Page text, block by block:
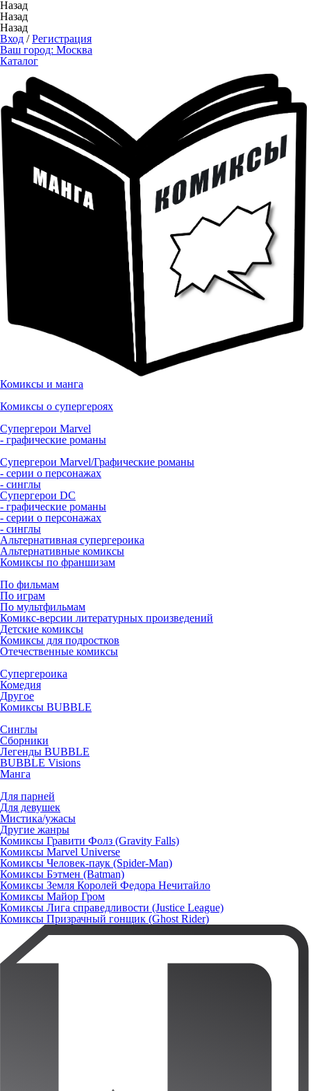
Назад
Назад
Назад
Вход /Регистрация
Ваш город: Москва
Каталог
Комиксы и манга
Комиксы о супергероях
Супергерои Marvel
- графические романы
Супергерои Marvel/Графические романы
- серии о персонажах
- синглы
Супергерои DC
- графические романы
- серии о персонажах
- синглы
Альтернативная супергероика
Альтернативные комиксы
Комиксы по франшизам
По фильмам
По играм
По мультфильмам
Комикс-версии литературных произведений
Детские комиксы
Комиксы для подростков
Отечественные комиксы
Супергероика
Комедия
Другое
Комиксы BUBBLE
Синглы
Сборники
Легенды BUBBLE
BUBBLE Visions
Манга
Для парней
Для девушек
Мистика/ужасы
Другие жанры
Комиксы Гравити Фолз (Gravity Falls)
Комиксы Marvel Universe
Комиксы Человек-паук (Spider-Man)
Комиксы Бэтмен (Batman)
Комиксы Земля Королей Федора Нечитайло
Комиксы Майор Гром
Комиксы Лига справедливости (Justice League)
Комиксы Призрачный гонщик (Ghost Rider)